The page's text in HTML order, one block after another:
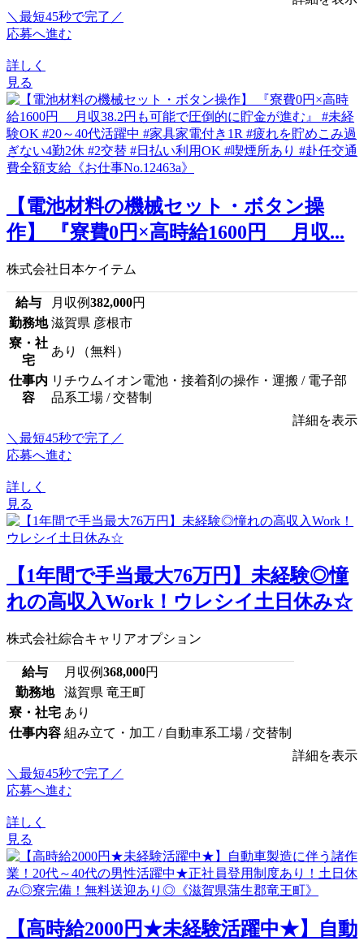
＼最短45秒で完了／
応募へ進む
詳しく
見る
【電池材料の機械セット・ボタン操
作】 『寮費0円×高時給1600円 月収...
株式会社日本ケイテム
給与 月収例382,000円
勤務地 滋賀県 彦根市
寮・社
宅
あり（無料）
仕事内
容
リチウムイオン電池・接着剤の操作・運搬 / 電子部
品系工場 / 交替制
詳細を表示
＼最短45秒で完了／
応募へ進む
詳しく
見る
【1年間で手当最大76万円】未経験◎憧
れの高収入Work！ウレシイ土日休み☆
株式会社綜合キャリアオプション
給与 月収例368,000円
勤務地
滋賀県 竜王町
寮・社宅 あり
仕事内容 組み立て・加工 / 自動車系工場 / 交替制
詳細を表示
＼最短45秒で完了／
応募へ進む
詳しく
見る
【高時給2000円★未経験活躍中★】自動